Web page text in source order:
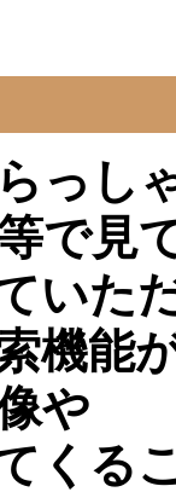
っし
で見
いた
機能
や
くる